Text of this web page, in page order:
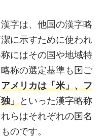
字は、他国の漢字略
に示すために使われ
にはその国や地域特
称の選定基準も国ご
アメリカは「米」、フ
」といった漢字略称
らはそれぞれの国名
のです。